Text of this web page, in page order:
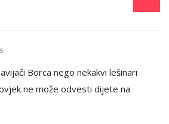
Borca nego nekakvi lešinari
ne može odvesti dijete na